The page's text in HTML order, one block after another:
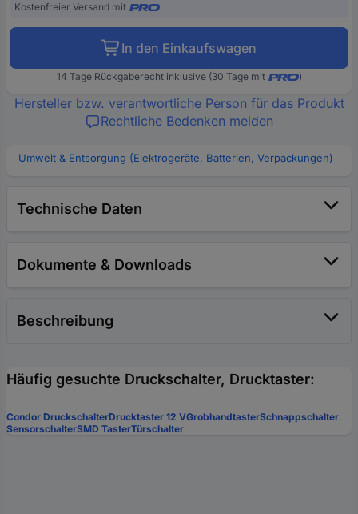
Kostenfreier Versand mit
In den Einkaufswagen
14 Tage Rückgaberecht inklusive (30 Tage mit )
Hersteller bzw. verantwortliche Person für das Produkt
Rechtliche Bedenken melden
Umwelt & Entsorgung (Elektrogeräte, Batterien, Verpackungen)
Technische Daten
Dokumente & Downloads
Beschreibung
Häufig gesuchte Druckschalter, Drucktaster:
Condor DruckschalterDrucktaster 12 VGrobhandtasterSchnappschalter
SensorschalterSMD TasterTürschalter